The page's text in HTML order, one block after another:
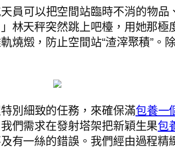
員可以把空間站臨時不消的物
林天秤突然跳上吧檯，用她那極
燒燬，防止空間站“渣滓聚積”。
別細致的任務，來確保滿包養一
們需求在發射塔架把新穎生果包
有一絲的錯誤。我們經由過程精